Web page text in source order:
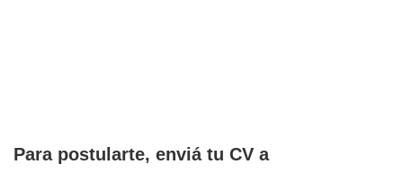
Para postularte, enviá tu CV a